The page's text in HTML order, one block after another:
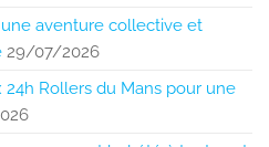
aventure collective et
29/07/2026
24h Rollers du Mans pour une